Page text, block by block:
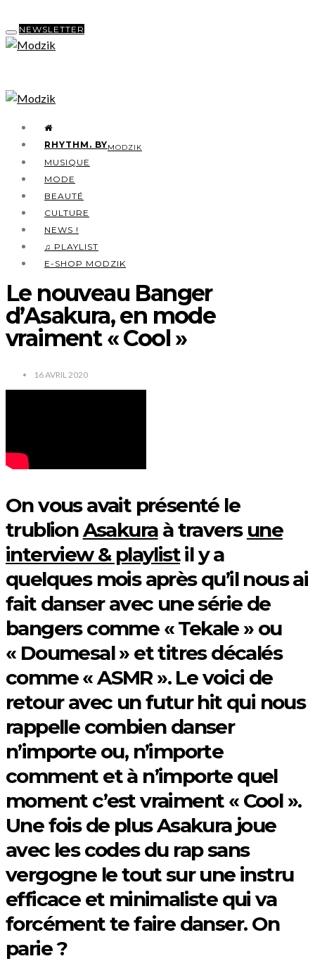
NEWSLETTER
RHYTHM. BYMODZIK
MUSIQUE
MODE
BEAUTÉ
CULTURE
NEWS !
♫ PLAYLIST
E-SHOP MODZIK
Le nouveau Banger
d’Asakura, en mode
vraiment « Cool »
16 AVRIL 2020
On vous avait présenté le
trublionAsakuraà travers une
interview & playlistil y a
quelques mois après qu’il nous ai
fait danser avec une série de
bangers comme « Tekale » ou
« Doumesal » et titres décalés
comme « ASMR ». Le voici de
retour avec un futur hit qui nous
rappelle combien danser
n’importe ou, n’importe
comment et à n’importe quel
moment c’est vraiment « Cool ».
Une fois de plus Asakura joue
avec les codes du rap sans
vergogne le tout sur une instru
efficace et minimaliste qui va
forcément te faire danser. On
parie ?